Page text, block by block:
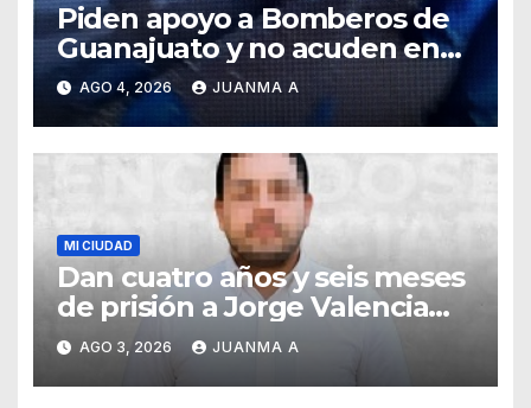
Piden apoyo a Bomberos de
Guanajuato y no acuden en
auxilio de capitalinos ante
fuerte lluvia
AGO 4, 2026 JUANMA A
MI CIUDAD
Dan cuatro años y seis meses
de prisión a Jorge Valencia
Gallo por el delito de cohecho
AGO 3, 2026 JUANMA A